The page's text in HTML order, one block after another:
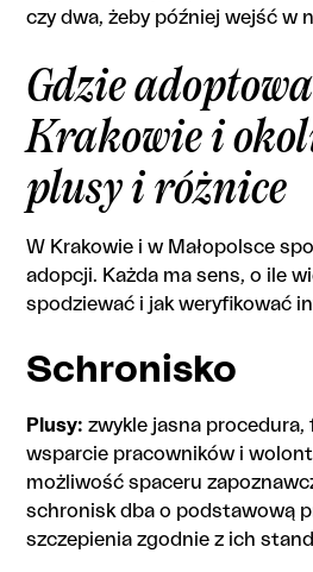
czy dwa, żeby później wejść w
Gdzie
Krakowie i
plusy i różnice
W Krakowie i w Małopolsce
adopcji. Każda ma sens, o ile
spodziewać i jak weryfikować
Schronisko
Plusy: zwykle jasna procedura,
wsparcie pracowników i
możliwość spaceru
schronisk dba o podstawową
szczepienia zgodnie z ich